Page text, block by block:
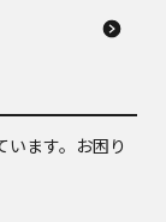
ます。お困り